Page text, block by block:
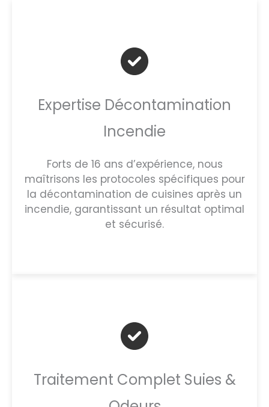
Expertise Décontamination
Incendie
Forts de 16 ans d’expérience, nous
maîtrisons les protocoles spécifiques pour
la décontamination de cuisines après un
incendie, garantissant un résultat optimal
et sécurisé.
Traitement Complet Suies &